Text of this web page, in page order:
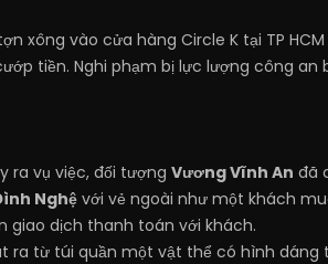
xông vào cửa hàng Circle K tại TP
tiền. Nghi phạm bị lực lượng công
ra vụ việc, đối tượng Vương Vĩnh An đã
Nghệvới vẻ ngoài như một khách
giao dịch thanh toán với khách.
ra từ túi quần một vật thể có hình